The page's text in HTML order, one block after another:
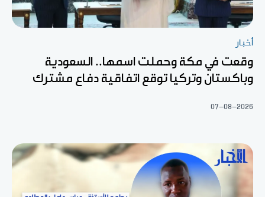
أخبار
وقعت في مكة وحملت اسمها.. السعودية
وباكستان وتركيا توقع اتفاقية دفاع مشترك
07-08-2026